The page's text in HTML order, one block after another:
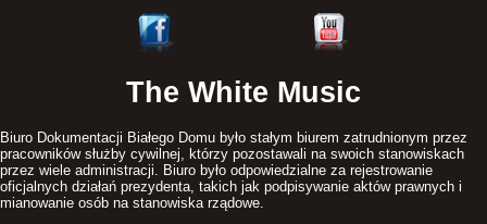
The White Music
Biuro Dokumentacji Białego Domu było stałym biurem zatrudnionym przez
pracowników służby cywilnej, którzy pozostawali na swoich stanowiskach
przez wiele administracji. Biuro było odpowiedzialne za rejestrowanie
oficjalnych działań prezydenta, takich jak podpisywanie aktów prawnych i
mianowanie osób na stanowiska rządowe.